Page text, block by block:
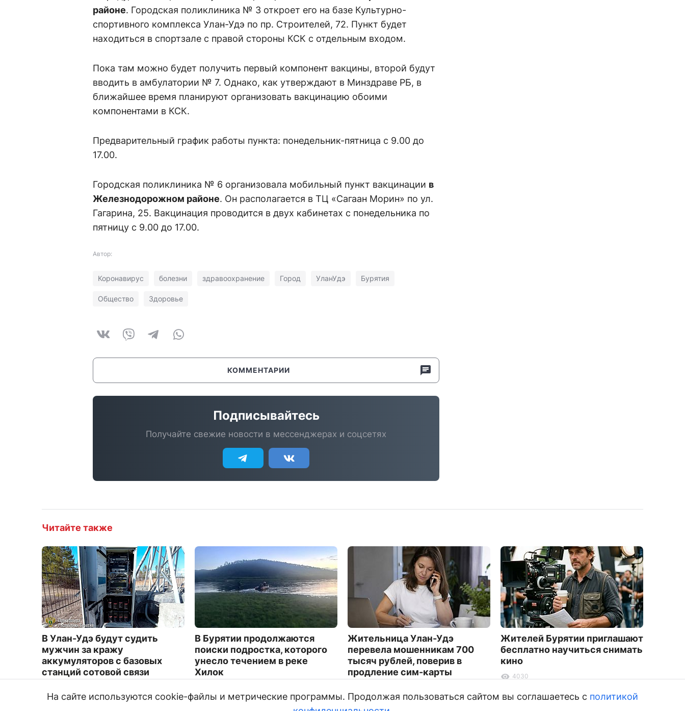
районе. Городская поликлиника № 3 откроет его на базе Культурно-
спортивного комплекса Улан-Удэ по пр. Строителей, 72. Пункт будет
находиться в спортзале с правой стороны КСК с отдельным входом.
Пока там можно будет получить первый компонент вакцины, второй будут
вводить в амбулатории № 7. Однако, как утверждают в Минздраве РБ, в
ближайшее время планируют организовать вакцинацию обоими
компонентами в КСК.
Предварительный график работы пункта: понедельник-пятница с 9.00 до
17.00.
Городская поликлиника № 6 организовала мобильный пункт вакцинации в
Железнодорожном районе. Он располагается в ТЦ «Сагаан Морин» по ул.
Гагарина, 25. Вакцинация проводится в двух кабинетах с понедельника по
пятницу с 9.00 до 17.00.
Автор:
Коронавирус болезни здравоохранение Город УланУдэ Бурятия
Общество Здоровье
КОММЕНТАРИИ
Подписывайтесь
Получайте свежие новости в мессенджерах и соцсетях
Читайте также
В Улан-Удэ будут судить
мужчин за кражу
аккумуляторов с базовых
станций сотовой связи
В Бурятии продолжаются
поиски подростка, которого
унесло течением в реке
Хилок
Жительница Улан-Удэ
перевела мошенникам 700
тысяч рублей, поверив в
продление сим-карты
Жителей Бурятии приглашают
бесплатно научиться снимать
кино
4030
На сайте используются cookie-файлы и метрические программы. Продолжая пользоваться сайтом вы соглашаетесь с политикой